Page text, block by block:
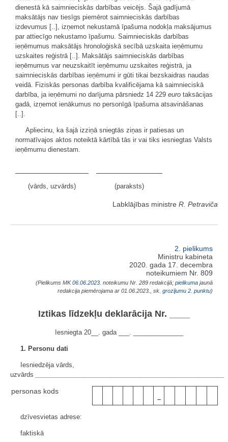
dienestā kā saimnieciskās darbības veicējs. Šajā gadījumā
maksātājs nav tiesīgs piemērot saimnieciskās darbības
izdevumus [..], izņemot nekustamā īpašuma nodokļa maksājumus
par attiecīgo nekustamo īpašumu. Saimnieciskās darbības
ieņēmumus maksātājs hronoloģiskā secībā uzskaita ieņēmumu
uzskaites reģistrā [..]. Maksātājs saimnieciskās darbības
ieņēmumus var neuzskaitīt ieņēmumu uzskaites reģistrā, ja
saimnieciskās darbības ieņēmumi ir gūti tikai bezskaidras naudas
veidā. Fiziskās personas darbība kvalificējama kā saimnieciskā
darbība, ja ieņēmumi no darījuma pārsniedz 14 229 euro taksācijas
gadā, izņemot ienākumus no personīgā īpašuma atsavināšanas
[..].
Apliecinu, ka šajā izziņā sniegtās ziņas ir patiesas un
normatīvajos aktos noteiktā kārtībā tās ir vai tiks iesniegtas Valsts
ieņēmumu dienestam.
(vārds, uzvārds) (paraksts)
Labklājības ministre R. Petraviča
2. pielikums
Ministru kabineta
2020. gada 17. decembra
noteikumiem Nr. 809
(Pielikums MK06.06.2023. noteikumu Nr. 289 redakcijā; pielikuma jaunā
redakcija piemērojama ar 01.06.2023., sk. grozījumu 2. punktu)
Iztikas līdzekļu deklarācija Nr. ____
Iesniegta 20__. gada ___. ______________
1. Personu dati
Iesniedzēja vārds,
uzvārds
personas kods
–
dzīvesvietas adrese:
faktiskā